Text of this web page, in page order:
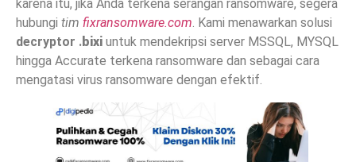
karena itu, jika Anda terkena serangan ransomware, segera
hubungi tim fixransomware.com. Kami menawarkan solusi
decryptor .bixi untuk mendekripsi server MSSQL, MYSQL
hingga Accurate terkena ransomware dan sebagai cara
mengatasi virus ransomware dengan efektif.